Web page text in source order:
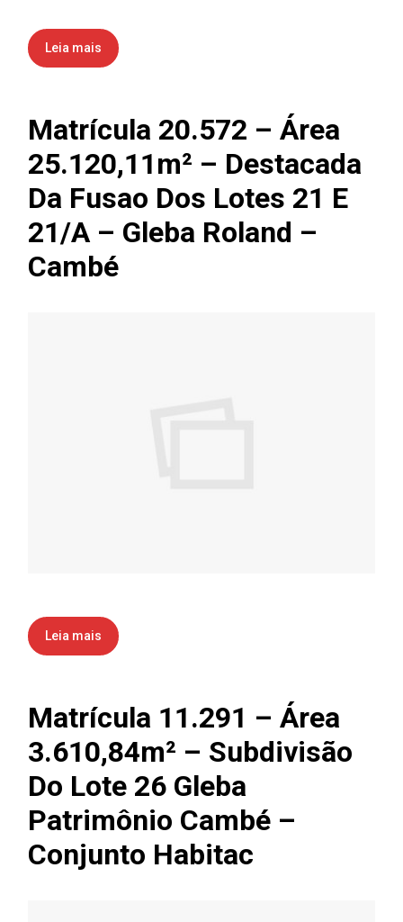
Leia mais
Matrícula 20.572 – Área
25.120,11m² – Destacada
Da Fusao Dos Lotes 21 E
21/A – Gleba Roland –
Cambé
Leia mais
Matrícula 11.291 – Área
3.610,84m² – Subdivisão
Do Lote 26 Gleba
Patrimônio Cambé –
Conjunto Habitac